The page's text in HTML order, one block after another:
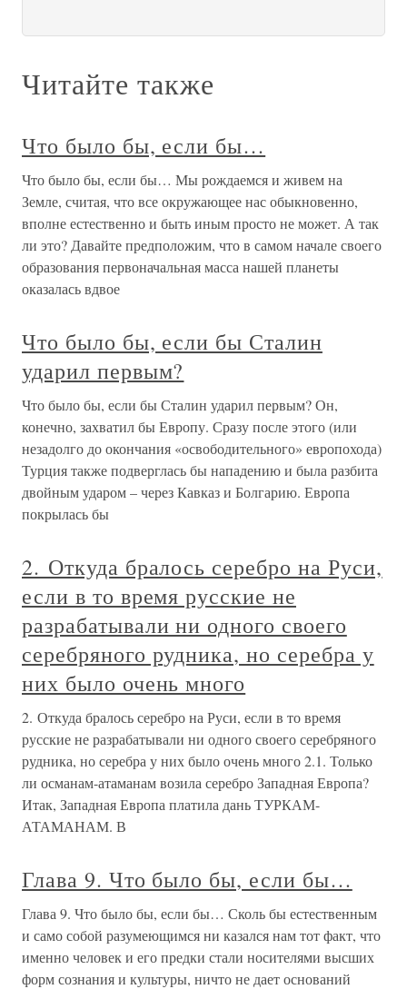
Читайте также
Что было бы, если бы…
Что было бы, если бы… Мы рождаемся и живем на
Земле, считая, что все окружающее нас обыкновенно,
вполне естественно и быть иным просто не может. А так
ли это? Давайте предположим, что в самом начале своего
образования первоначальная масса нашей планеты
оказалась вдвое
Что было бы, если бы Сталин
ударил первым?
Что было бы, если бы Сталин ударил первым? Он,
конечно, захватил бы Европу. Сразу после этого (или
незадолго до окончания «освободительного» европохода)
Турция также подверглась бы нападению и была разбита
двойным ударом – через Кавказ и Болгарию. Европа
покрылась бы
2. Откуда бралось серебро на Руси,
если в то время русские не
разрабатывали ни одного своего
серебряного рудника, но серебра у
них было очень много
2. Откуда бралось серебро на Руси, если в то время
русские не разрабатывали ни одного своего серебряного
рудника, но серебра у них было очень много 2.1. Только
ли османам-атаманам возила серебро Западная Европа?
Итак, Западная Европа платила дань ТУРКАМ-
АТАМАНАМ. В
Глава 9. Что было бы, если бы…
Глава 9. Что было бы, если бы… Сколь бы естественным
и само собой разумеющимся ни казался нам тот факт, что
именно человек и его предки стали носителями высших
форм сознания и культуры, ничто не дает оснований